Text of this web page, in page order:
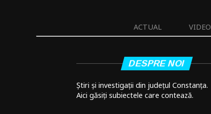
ACTUAL VIDEO
DESPRE NOI
Știri și investigații din județul Constanța.
Aici găsiți subiectele care contează.